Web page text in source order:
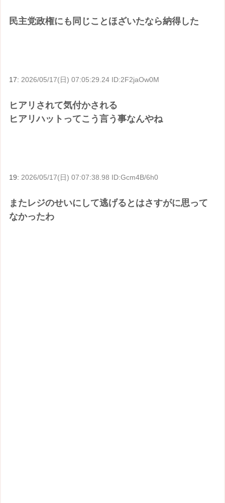
民主党政権にも同じことほざいたなら納得した
17: 2026/05/17(日) 07:05:29.24 ID:2F2jaOw0M
ヒアリされて気付かされる
ヒアリハットってこう言う事なんやね
19: 2026/05/17(日) 07:07:38.98 ID:Gcm4B/6h0
またレジのせいにして逃げるとはさすがに思って
なかったわ